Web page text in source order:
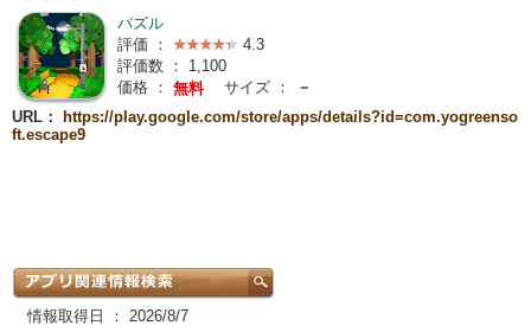
パズル
評価 ：
4.3
評価数 ： 1,100
価格 ： 無料 サイズ ：
－
URL：
https://play.google.com/store/apps/details?id=com.yogreenso
ft.escape9
情報取得日 ： 2026/8/7